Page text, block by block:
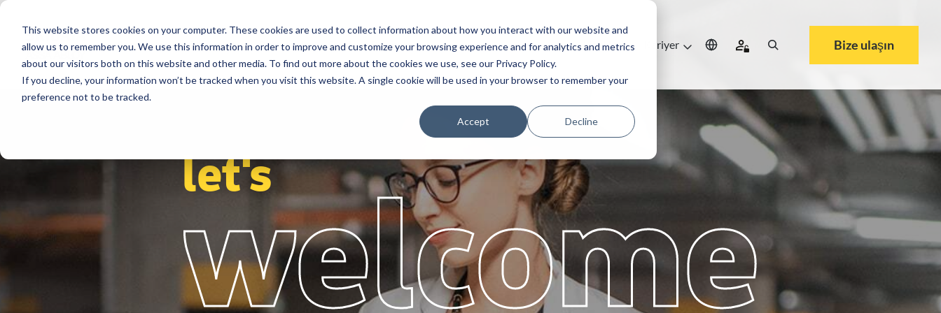
This website stores cookies on your computer. These cookies are used to collect information about how you interact with our website and
allow us to remember you. We use this information in order to improve and customize your browsing experience and for analytics and metrics
about our visitors both on this website and other media. To find out more about the cookies we use, see our Privacy Policy.
If you decline, your information won’t be tracked when you visit this website. A single cookie will be used in your browser to remember your
preference not to be tracked.
Accept Decline
Segments Çözümler Referanslar Servis Partners Hakkinda Kariyer Bize ulaşın
let's
welcome